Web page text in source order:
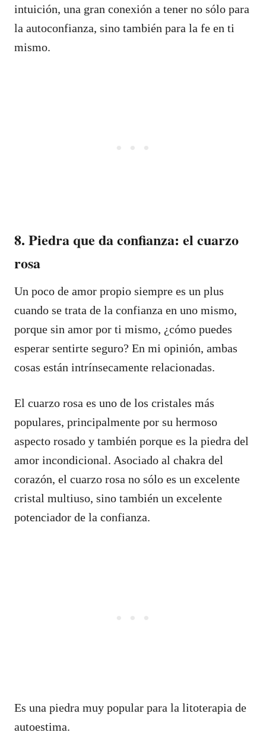
intuición, una gran conexión a tener no sólo para
la autoconfianza, sino también para la fe en ti
mismo.
8. Piedra que da confianza: el cuarzo
rosa
Un poco de amor propio siempre es un plus
cuando se trata de la confianza en uno mismo,
porque sin amor por ti mismo, ¿cómo puedes
esperar sentirte seguro? En mi opinión, ambas
cosas están intrínsecamente relacionadas.
El cuarzo rosa es uno de los cristales más
populares, principalmente por su hermoso
aspecto rosado y también porque es la piedra del
amor incondicional. Asociado al chakra del
corazón, el cuarzo rosa no sólo es un excelente
cristal multiuso, sino también un excelente
potenciador de la confianza.
Es una piedra muy popular para la litoterapia de
autoestima.